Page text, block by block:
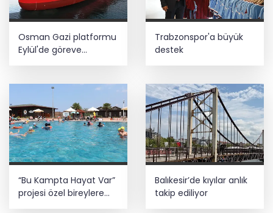
Osman Gazi platformu
Eylül'de göreve
83 bin 200 varile ulaştı
Trabzonspor'a büyük
destek
“Bu Kampta Hayat Var”
projesi özel bireylere
yaz tatili sunuyor
Balıkesir’de kıyılar anlık
takip ediliyor